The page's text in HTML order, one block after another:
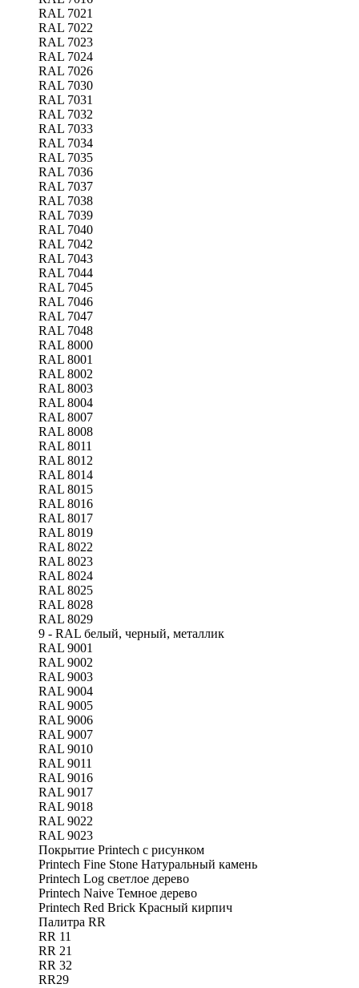
RAL 7021
RAL 7022
RAL 7023
RAL 7024
RAL 7026
RAL 7030
RAL 7031
RAL 7032
RAL 7033
RAL 7034
RAL 7035
RAL 7036
RAL 7037
RAL 7038
RAL 7039
RAL 7040
RAL 7042
RAL 7043
RAL 7044
RAL 7045
RAL 7046
RAL 7047
RAL 7048
RAL 8000
RAL 8001
RAL 8002
RAL 8003
RAL 8004
RAL 8007
RAL 8008
RAL 8011
RAL 8012
RAL 8014
RAL 8015
RAL 8016
RAL 8017
RAL 8019
RAL 8022
RAL 8023
RAL 8024
RAL 8025
RAL 8028
RAL 8029
9 - RAL белый, черный, металлик
RAL 9001
RAL 9002
RAL 9003
RAL 9004
RAL 9005
RAL 9006
RAL 9007
RAL 9010
RAL 9011
RAL 9016
RAL 9017
RAL 9018
RAL 9022
RAL 9023
Покрытие Printech с рисунком
Printech Fine Stone Натуральный камень
Printech Log светлое дерево
Printech Naive Темное дерево
Printech Red Brick Красный кирпич
Палитра RR
RR 11
RR 21
RR 32
RR29